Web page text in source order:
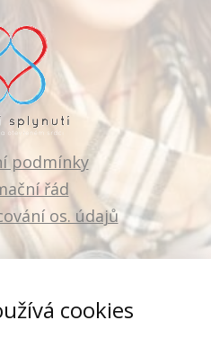
podmínky
řád
os. údajů
cookies